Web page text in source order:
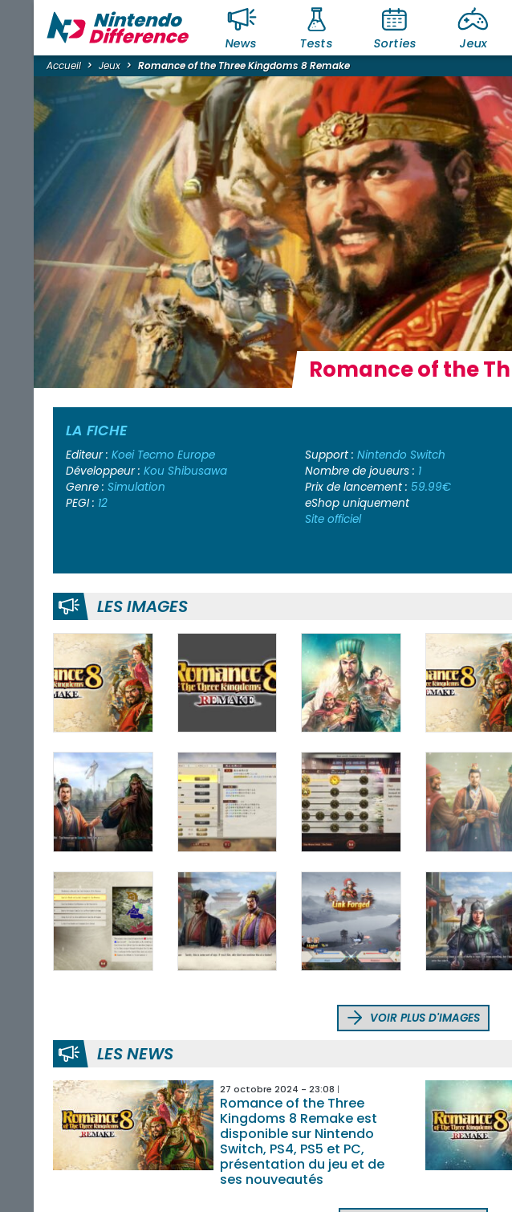
News Tests Sorties Jeux
Accueil Jeux Romance of the Three Kingdoms 8 Remake
Romance of the
LA FICHE
Editeur : Koei Tecmo Europe
Développeur : Kou Shibusawa
Genre : Simulation
PEGI : 12
Support :Nintendo Switch
Nombre de joueurs : 1
Prix de lancement : 59.99€
eShop uniquement
Site officiel
LES IMAGES
VOIR PLUS D'IMAGES
LES NEWS
27 octobre 2024 - 23:08
Romance of the Three
Kingdoms 8 Remake est
disponible sur Nintendo
Switch, PS4, PS5 et PC,
présentation du jeu et de
ses nouveautés